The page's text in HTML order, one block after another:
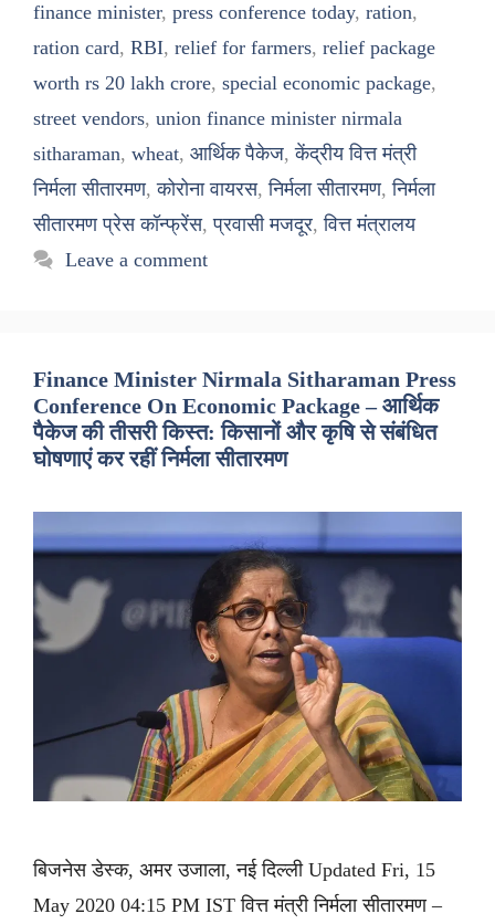
finance minister, press conference today, ration,
ration card, RBI, relief for farmers, relief package
worth rs 20 lakh crore, special economic package,
street vendors, union finance minister nirmala
sitharaman, wheat, आर्थिक पैकेज,केंद्रीय वित्त मंत्री
निर्मला सीतारमण,कोरोना वायरस,निर्मला सीतारमण,निर्मला
सीतारमण प्रेस कॉन्फ्रेंस,प्रवासी मजदूर,वित्त मंत्रालय
Leave a comment
Finance Minister Nirmala Sitharaman Press
Conference On Economic Package – आर्थिक
पैकेज की तीसरी किस्त: किसानों और कृषि से संबंधित
घोषणाएं कर रहीं निर्मला सीतारमण
बिजनेस डेस्क, अमर उजाला, नई दिल्ली Updated Fri, 15
May 2020 04:15 PM IST वित्त मंत्री निर्मला सीतारमण –